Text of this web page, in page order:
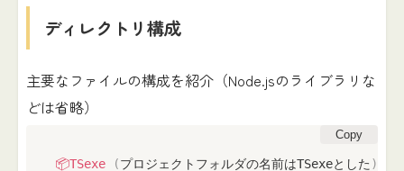
ディレクトリ構成
主要なファイルの構成を紹介（Node.jsのライブラリな
どは省略）
Copy
📦TSexe (プロジェクトフォルダの名前はTSexeとした )